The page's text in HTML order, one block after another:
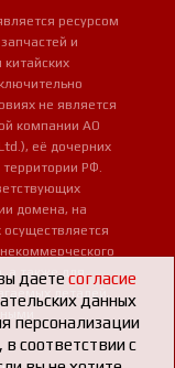
ресурсом
и
не является
компании АО
её дочерних
РФ.
домена, на
осуществляется
а также для
деталей,
даетесогласие
данных
персонализации
соответствии с